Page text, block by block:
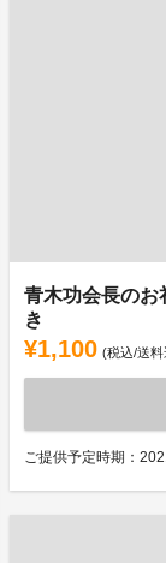
青木功会長のお
き
¥1,100 (税込/送料
ご提供予定時期：